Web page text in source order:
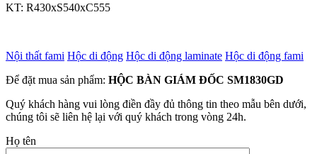
KT: R430xS540xC555
Nội thất fami Hộc di động Hộc di động laminate Hộc di động fami
Để đặt mua sản phẩm: HỘC BÀN GIÁM ĐỐC SM1830GD
Quý khách hàng vui lòng điền đầy đủ thông tin theo mẫu bên dưới,
chúng tôi sẽ liên hệ lại với quý khách trong vòng 24h.
Họ tên